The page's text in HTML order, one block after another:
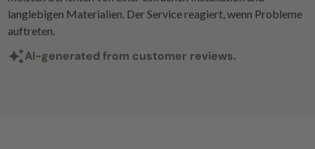
langlebigen Materialien. Der Service reagiert, wenn Probleme
auftreten.
AI-generated from customer reviews.